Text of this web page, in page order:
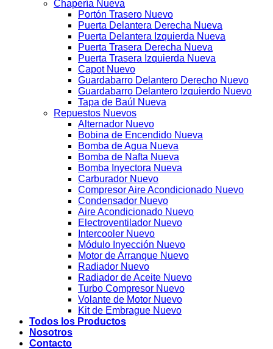
Chapería Nueva
Portón Trasero Nuevo
Puerta Delantera Derecha Nueva
Puerta Delantera Izquierda Nueva
Puerta Trasera Derecha Nueva
Puerta Trasera Izquierda Nueva
Capot Nuevo
Guardabarro Delantero Derecho Nuevo
Guardabarro Delantero Izquierdo Nuevo
Tapa de Baúl Nueva
Repuestos Nuevos
Alternador Nuevo
Bobina de Encendido Nueva
Bomba de Agua Nueva
Bomba de Nafta Nueva
Bomba Inyectora Nueva
Carburador Nuevo
Compresor Aire Acondicionado Nuevo
Condensador Nuevo
Aire Acondicionado Nuevo
Electroventilador Nuevo
Intercooler Nuevo
Módulo Inyección Nuevo
Motor de Arranque Nuevo
Radiador Nuevo
Radiador de Aceite Nuevo
Turbo Compresor Nuevo
Volante de Motor Nuevo
Kit de Embrague Nuevo
Todos los Productos
Nosotros
Contacto